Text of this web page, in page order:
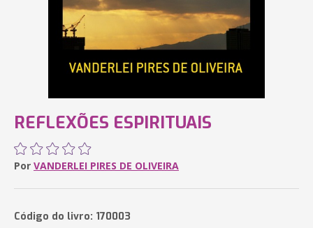
REFLEXÕES ESPIRITUAIS
Por VANDERLEI PIRES DE OLIVEIRA
Código do livro: 170003